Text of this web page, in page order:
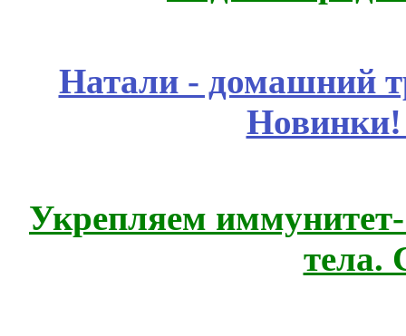
Натали - домашний
Укрепляем
тела.